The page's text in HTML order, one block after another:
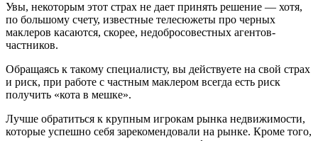
Увы, некоторым этот страх не дает принять решение — хотя,
по большому счету, известные телесюжеты про черных
маклеров касаются, скорее, недобросовестных агентов-
частников.
Обращаясь к такому специалисту, вы действуете на свой страх
и риск, при работе с частным маклером всегда есть риск
получить «кота в мешке».
Лучше обратиться к крупным игрокам рынка недвижимости,
которые успешно себя зарекомендовали на рынке. Кроме того,